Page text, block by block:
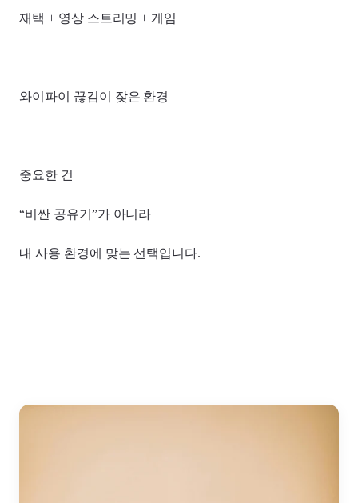
재택 + 영상 스트리밍 + 게임
와이파이 끊김이 잦은 환경
중요한 건
“비싼 공유기”가 아니라
내 사용 환경에 맞는 선택입니다.